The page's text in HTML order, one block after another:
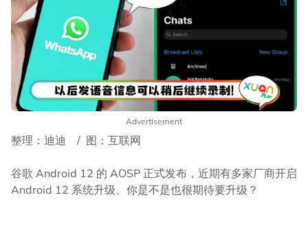
Advertisement
整理：迪迪 / 图：互联网
谷歌 Android 12 的 AOSP 正式发布，近期有多家厂商开启
Android 12 系统升级。你是不是也很期待要升级？